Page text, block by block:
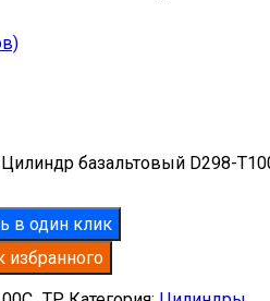
Цилиндр базальтовый D298-
в один клик
избранного